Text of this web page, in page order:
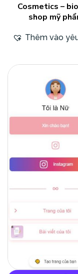
Cosmetics –
shop mỹ
Thêm vào